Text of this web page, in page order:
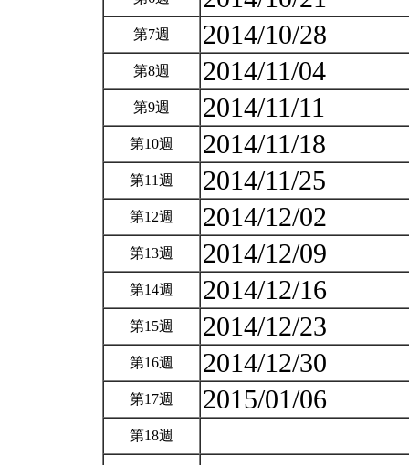
第7週 2014/10/28
第8週 2014/11/04
第9週 2014/11/11
第10週 2014/11/18
第11週 2014/11/25
第12週 2014/12/02
第13週 2014/12/09
第14週 2014/12/16
第15週 2014/12/23
第16週 2014/12/30
第17週 2015/01/06
第18週